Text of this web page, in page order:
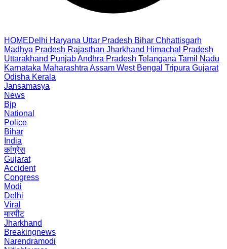
HOMEDelhi Haryana Uttar Pradesh Bihar Chhattisgarh
Madhya Pradesh Rajasthan Jharkhand Himachal Pradesh
Uttarakhand PunjabAndhra Pradesh Telangana Tamil Nadu
Karnataka Maharashtra Assam West Bengal Tripura Gujarat
Odisha Kerala
Jansamasya
News
Bjp
National
Police
Bihar
India
कांग्रेस
Gujarat
Accident
Congress
Modi
Delhi
Viral
मारपीट
Jharkhand
Breakingnews
Narendramodi